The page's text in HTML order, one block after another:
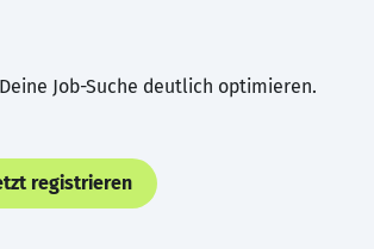
Job-Suche deutlich optimieren.
registrieren